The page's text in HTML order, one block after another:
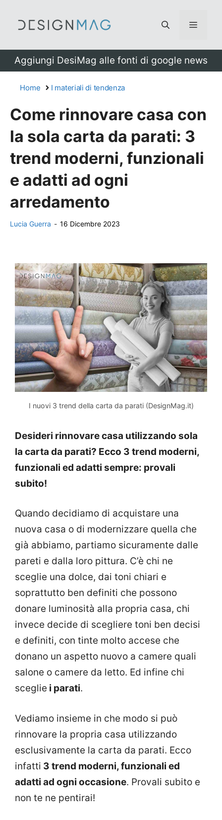
Menu
Aggiungi DesiMag alle fonti di google news
Home I materiali di tendenza
Come rinnovare casa con
la sola carta da parati: 3
trend moderni, funzionali
e adatti ad ogni
arredamento
Lucia Guerra - 16 Dicembre 2023
I nuovi 3 trend della carta da parati (DesignMag.it)
Desideri rinnovare casa utilizzando sola
la carta da parati? Ecco 3 trend moderni,
funzionali ed adatti sempre: provali
subito!
Quando decidiamo di acquistare una
nuova casa o di modernizzare quella che
già abbiamo, partiamo sicuramente dalle
pareti e dalla loro pittura. C’è chi ne
sceglie una dolce, dai toni chiari e
soprattutto ben definiti che possono
donare luminosità alla propria casa, chi
invece decide di scegliere toni ben decisi
e definiti, con tinte molto accese che
donano un aspetto nuovo a camere quali
salone o camere da letto. Ed infine chi
sceglie i parati.
Vediamo insieme in che modo si può
rinnovare la propria casa utilizzando
esclusivamente la carta da parati. Ecco
infatti 3 trend moderni, funzionali ed
adatti ad ogni occasione. Provali subito e
non te ne pentirai!